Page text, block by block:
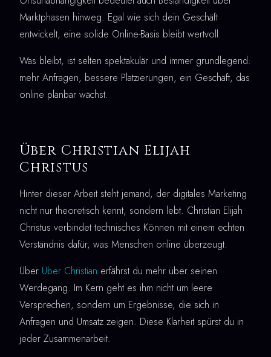
Marktphasen hinweg. Egal wie sich dein Geschäft
entwickelt, eine solide Online-Basis bleibt wertvoll.
Was bleibt, ist selten spektakulär und immer grundlegend:
mehr Anfragen, bessere Platzierungen, ein Geschäft, das
online planbar wächst.
Über Christian Elijah
Christus
Hinter dieser Arbeit steht jemand, der digitales Marketing
nicht nur theoretisch kennt, sondern lebt. Christian Elijah
Christus verbindet technisches Können mit einem echten
Verständnis dafür, was Menschen online überzeugt.
Über Über Christian erfährst du mehr über seinen
Werdegang. Im Kern geht es ihm nicht um leere
Versprechen, sondern um Ergebnisse, die sich in
Anfragen und Umsatz zeigen. Diese Klarheit spürst du in
jeder Zusammenarbeit.